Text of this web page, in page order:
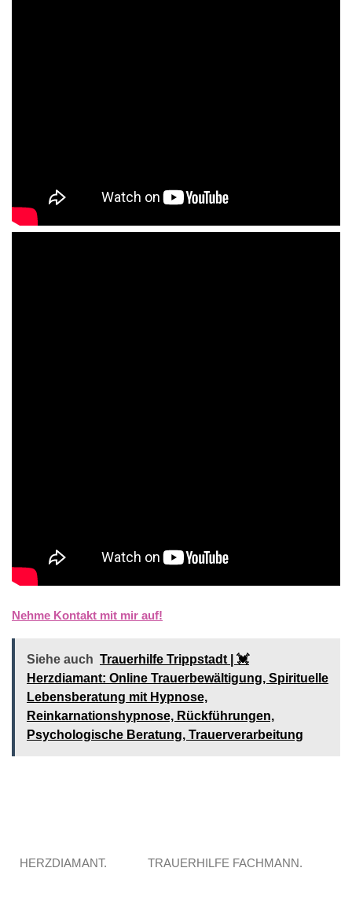
Nehme Kontakt mit mir auf!
Siehe auch Trauerhilfe Trippstadt | 💓️️
Herzdiamant: Online Trauerbewältigung, Spirituelle
Lebensberatung mit Hypnose,
Reinkarnationshypnose, Rückführungen,
Psychologische Beratung, Trauerverarbeitung
HERZDIAMANT. TRAUERHILFE FACHMANN.